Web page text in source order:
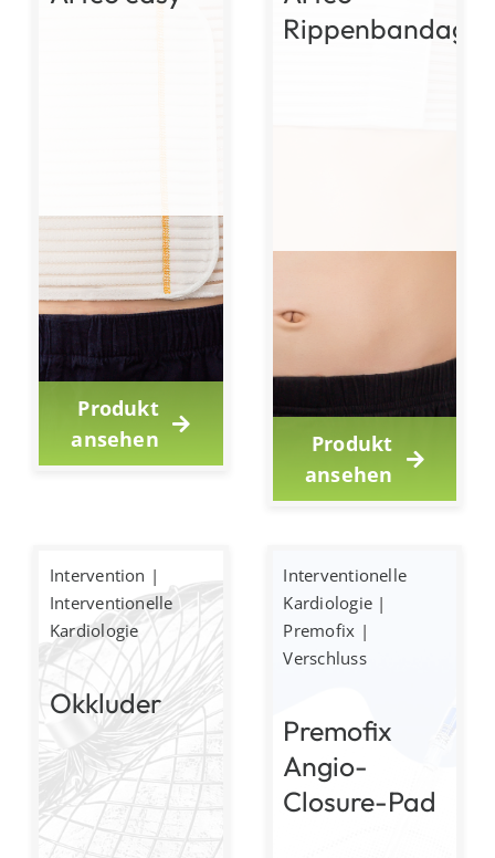
Produkt
ansehen
Rippenbandage
Produkt
ansehen
Intervention |
Interventionelle
Kardiologie
Okkluder
Interventionelle
Kardiologie|
Premofix |
Verschluss
Premofix
Angio-
Closure-Pad